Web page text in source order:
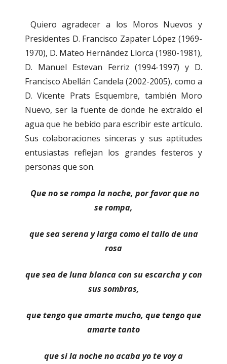
Quiero agradecer a los Moros Nuevos y
Presidentes D. Francisco Zapater López (1969-
1970), D. Mateo Hernández Llorca (1980-1981),
D. Manuel Estevan Ferriz (1994-1997) y D.
Francisco Abellán Candela (2002-2005), como a
D. Vicente Prats Esquembre, también Moro
Nuevo, ser la fuente de donde he extraído el
agua que he bebido para escribir este artículo.
Sus colaboraciones sinceras y sus aptitudes
entusiastas reflejan los grandes festeros y
personas que son.
Que no se rompa la noche, por favor que no
se rompa,
que sea serena y larga como el tallo de una
rosa
que sea de luna blanca con su escarcha y con
sus sombras,
que tengo que amarte mucho, que tengo que
amarte tanto
que si la noche no acaba yo te voy a